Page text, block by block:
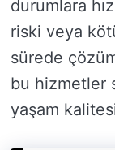
durumlara
riski veya
sürede
bu hizmetler
yaşam